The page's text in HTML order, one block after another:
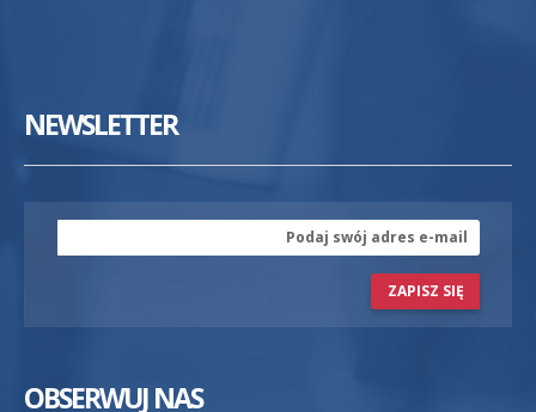
NEWSLETTER
ZAPISZ SIĘ
OBSERWUJ NAS